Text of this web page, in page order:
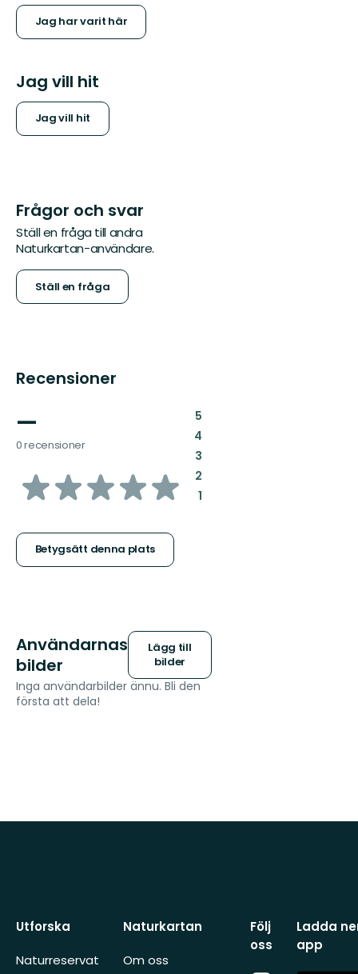
Jag har varit här
Jag vill hit
Jag vill hit
Frågor och svar
Ställ en fråga till andra
Naturkartan-användare.
Ställ en fråga
Recensioner
—
0 recensioner
av
stjärnor
Betygsätt denna plats
5:
4:
3:
2:
1:
Användarnas
bilder
Lägg till
bilder
Inga användarbilder ännu. Bli den
första att dela!
Utforska
Naturreservat
Naturkartan
Om oss
Följ
oss
Ladda
app